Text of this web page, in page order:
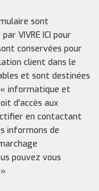
sont
VIVRE ICI pour
conservées pour
client dans le
et sont destinées
informatique et
d'accès aux
en contactant
informons de
pouvez vous
»